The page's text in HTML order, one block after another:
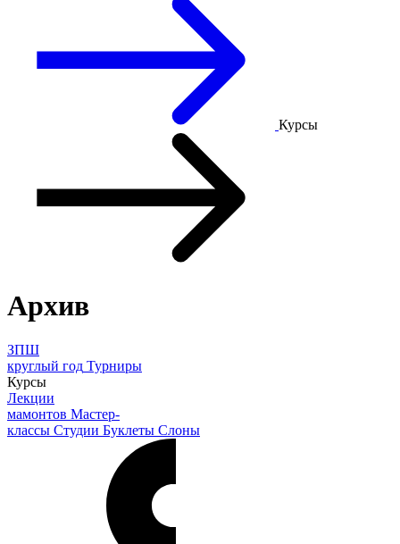
Курсы
Архив
ЗПШ
круглый год Турниры
Курсы
Лекции
мамонтов Мастер-
классы Студии Буклеты Слоны